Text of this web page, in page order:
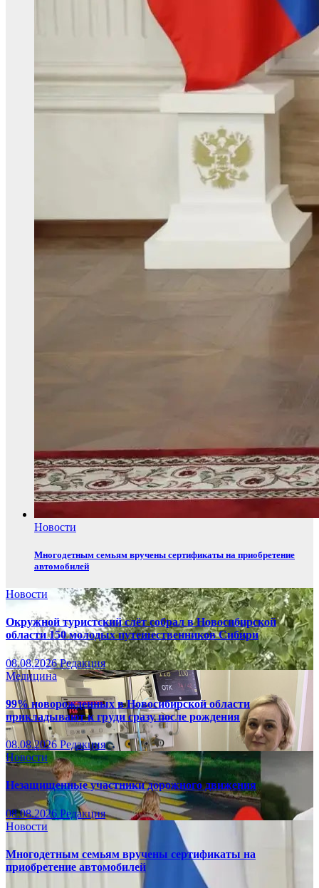
Новости
Многодетным семьям вручены сертификаты на приобретение
автомобилей
Новости
Окружной туристский слёт собрал в Новосибирской
области 150 молодых путешественников Сибири
08.08.2026Редакция
Медицина
99% новорожденных в Новосибирской области
прикладывают к груди сразу после рождения
08.08.2026 Редакция
Новости
Незащищенные участники дорожного движения
08.08.2026Редакция
Новости
Многодетным семьям вручены сертификаты на
приобретение автомобилей